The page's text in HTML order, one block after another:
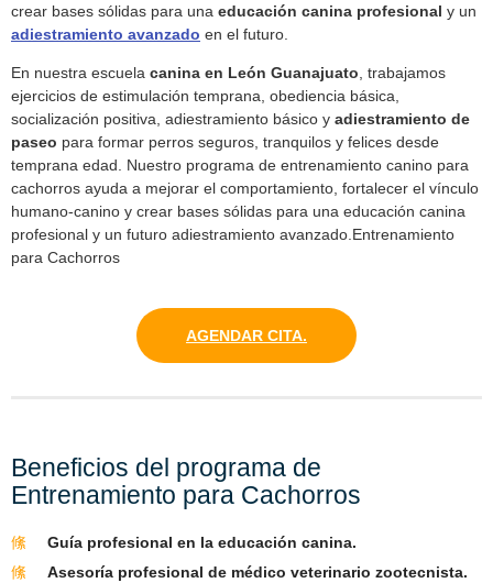
crear bases sólidas para una educación canina profesional y un
adiestramiento avanzado en el futuro.
En nuestra escuela canina en León Guanajuato, trabajamos
ejercicios de estimulación temprana, obediencia básica,
socialización positiva, adiestramiento básico y adiestramiento de
paseo para formar perros seguros, tranquilos y felices desde
temprana edad. Nuestro programa de entrenamiento canino para
cachorros ayuda a mejorar el comportamiento, fortalecer el vínculo
humano-canino y crear bases sólidas para una educación canina
profesional y un futuro adiestramiento avanzado.Entrenamiento
para Cachorros
AGENDAR CITA.
Beneficios del programa de
Entrenamiento para Cachorros
Guía profesional en la educación canina.
Asesoría profesional de médico veterinario zootecnista.